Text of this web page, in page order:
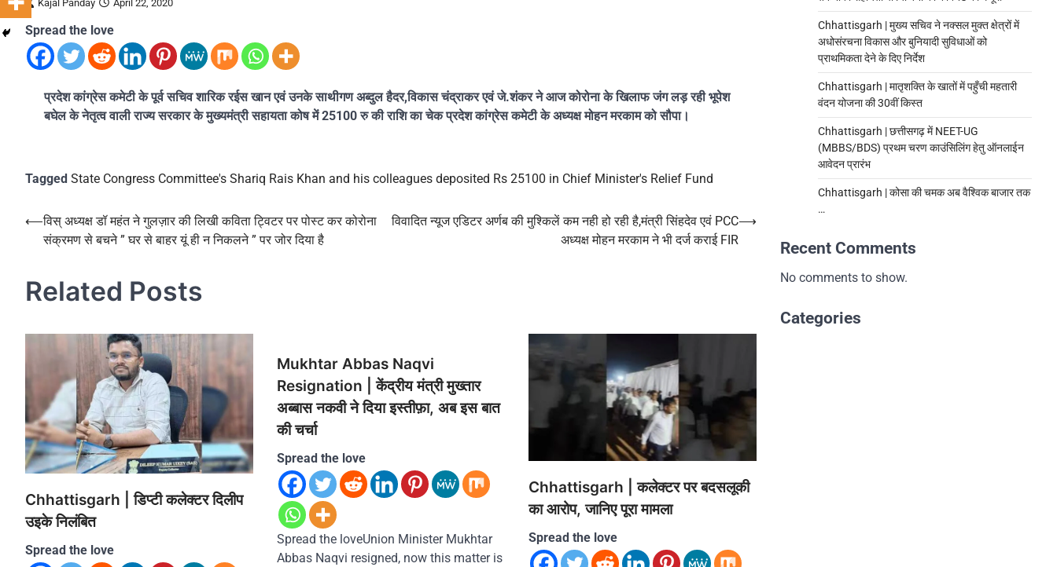
Kajal Panday April 22, 2020
Spread the love
प्रदेश कांग्रेस कमेटी के पूर्व सचिव शारिक रईस खान एवं उनके साथीगण अब्दुल हैदर,विकास चंद्राकर एवं जे.शंकर ने आज कोरोना के खिलाफ जंग लड़ रही भूपेश
बघेल के नेतृत्व वाली राज्य सरकार के मुख्यमंत्री सहायता कोष में 25100 रु की राशि का चेक प्रदेश कांग्रेस कमेटी के अध्यक्ष मोहन मरकाम को सौपा।
Tagged State Congress Committee's Shariq Rais Khan and his colleagues deposited Rs 25100 in Chief Minister's Relief Fund
Post
navigation
⟵विस् अध्यक्ष डॉ महंत ने गुलज़ार की लिखी कविता ट्विटर पर पोस्ट कर कोरोना
संक्रमण से बचने ” घर से बाहर यूं ही न निकलने ” पर जोर दिया है
विवादित न्यूज एडिटर अर्णब की मुश्किलें कम नही हो रही है,मंत्री सिंहदेव एवं PCC
अध्यक्ष मोहन मरकाम ने भी दर्ज कराई FIR
⟶
Related Posts
Chhattisgarh | डिप्टी कलेक्टर दिलीप
उइके निलंबित
Spread the love
Mukhtar Abbas Naqvi
Resignation | केंद्रीय मंत्री मुख्तार
अब्बास नकवी ने दिया इस्तीफ़ा, अब इस बात
की चर्चा
Spread the love
Spread the loveUnion Minister Mukhtar
Abbas Naqvi resigned, now this matter is
Chhattisgarh | कलेक्टर पर बदसलूकी
का आरोप, जानिए पूरा मामला
Spread the love
Chhattisgarh | मुख्य सचिव ने नक्सल मुक्त क्षेत्रों में
अधोसंरचना विकास और बुनियादी सुविधाओं को
प्राथमिकता देने के दिए निर्देश
Chhattisgarh | मातृशक्ति के खातों में पहुँची महतारी
वंदन योजना की 30वीं किस्त
Chhattisgarh | छत्तीसगढ़ में NEET-UG
(MBBS/BDS) प्रथम चरण काउंसिलिंग हेतु ऑनलाईन
आवेदन प्रारंभ
Chhattisgarh | कोसा की चमक अब वैश्विक बाजार तक
…
Recent Comments
No comments to show.
Categories